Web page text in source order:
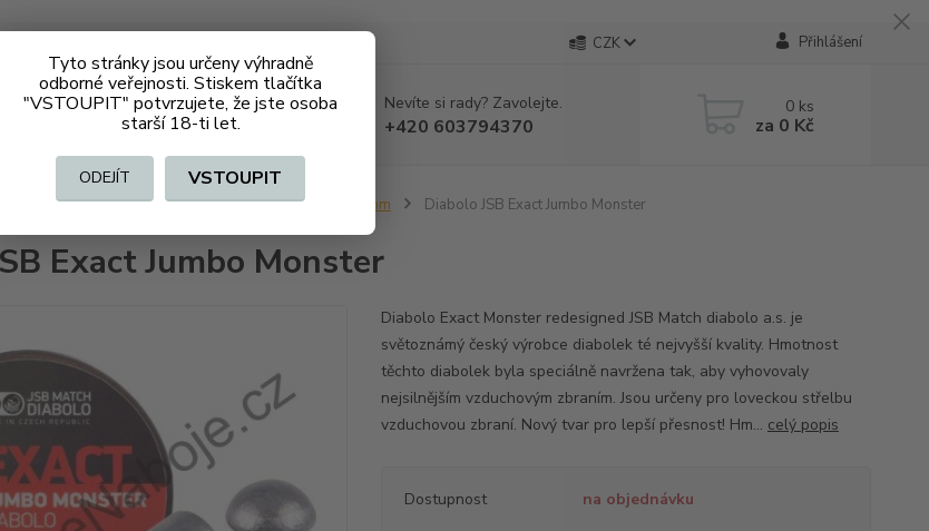
Tyto stránky jsou určeny výhradně
odborné veřejnosti. Stiskem tlačítka
"VSTOUPIT" potvrzujete, že jste osoba
starší 18-ti let.
ODEJÍT VSTOUPIT
CZK Přihlášení
Hledat Nevíte si rady? Zavolejte.
+420 603794370
0 ks
za 0 Kč
bez ZO (volně prodejné) Diabolky a broky 5,5 mm Diabolo JSB Exact Jumbo Monster
Exact Jumbo Monster
Diabolo Exact Monster redesigned JSB Match diabolo a.s. je
světoznámý český výrobce diabolek té nejvyšší kvality. Hmotnost
těchto diabolek byla speciálně navržena tak, aby vyhovovaly
nejsilnějším vzduchovým zbraním. Jsou určeny pro loveckou střelbu
vzduchovou zbraní. Nový tvar pro lepší přesnost! Hm... celý popis
Dostupnost na objednávku